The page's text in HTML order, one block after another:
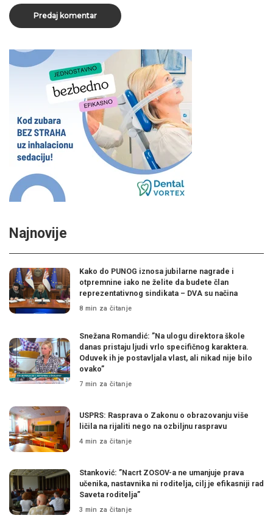
Najnovije
Kako do PUNOG iznosa jubilarne nagrade i
otpremnine iako ne želite da budete član
reprezentativnog sindikata – DVA su načina
8 min za čitanje
Snežana Romandić: ”Na ulogu direktora škole
danas pristaju ljudi vrlo specifičnog karaktera.
Oduvek ih je postavljala vlast, ali nikad nije bilo
ovako”
7 min za čitanje
USPRS: Rasprava o Zakonu o obrazovanju više
ličila na rijaliti nego na ozbiljnu raspravu
4 min za čitanje
Stanković: ”Nacrt ZOSOV-a ne umanjuje prava
učenika, nastavnika ni roditelja, cilj je efikasniji rad
Saveta roditelja”
3 min za čitanje